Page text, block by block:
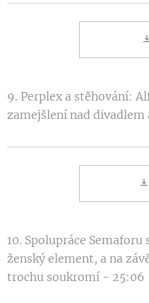
9. Perplex a stěhování:
zamejšlení nad
10. Spolupráce
ženský element, a na
trochu soukromí - 25:06